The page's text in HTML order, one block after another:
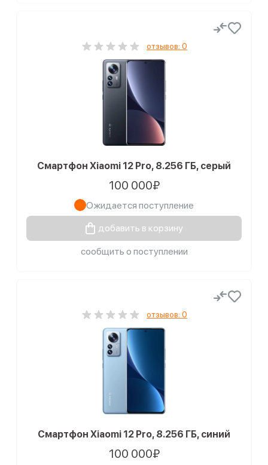
отзывов: 0
Смартфон Xiaomi 12 Pro, 8.256 ГБ, серый
100 000₽
Ожидается поступление
добавить в корзину
сообщить о поступлении
отзывов: 0
Смартфон Xiaomi 12 Pro, 8.256 ГБ, синий
100 000₽